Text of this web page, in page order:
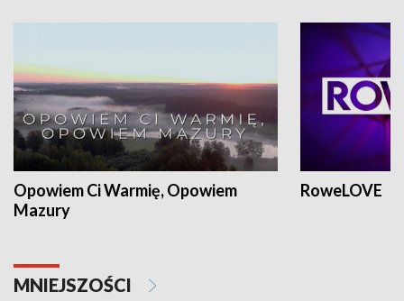
Opowiem Ci Warmię, Opowiem
Mazury
RoweLOVE
MNIEJSZOŚCI